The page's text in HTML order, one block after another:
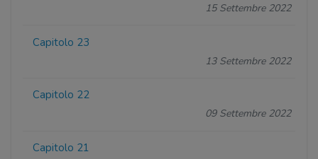
15 Settembre 2022
Capitolo 23
13 Settembre 2022
Capitolo 22
09 Settembre 2022
Capitolo 21